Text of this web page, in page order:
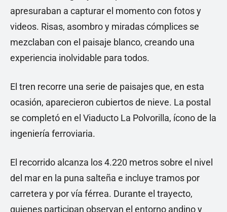
apresuraban a capturar el momento con fotos y
videos. Risas, asombro y miradas cómplices se
mezclaban con el paisaje blanco, creando una
experiencia inolvidable para todos.
El tren recorre una serie de paisajes que, en esta
ocasión, aparecieron cubiertos de nieve. La postal
se completó en el Viaducto La Polvorilla, ícono de la
ingeniería ferroviaria.
El recorrido alcanza los 4.220 metros sobre el nivel
del mar en la puna salteña e incluye tramos por
carretera y por vía férrea. Durante el trayecto,
quienes participan observan el entorno andino y